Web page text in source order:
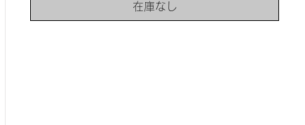
在庫なし